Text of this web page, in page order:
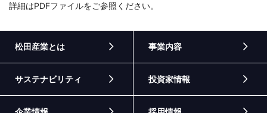
詳細はPDFファイルをご参照ください。
松田産業とは 事業内容
サステナビリティ 投資家情報